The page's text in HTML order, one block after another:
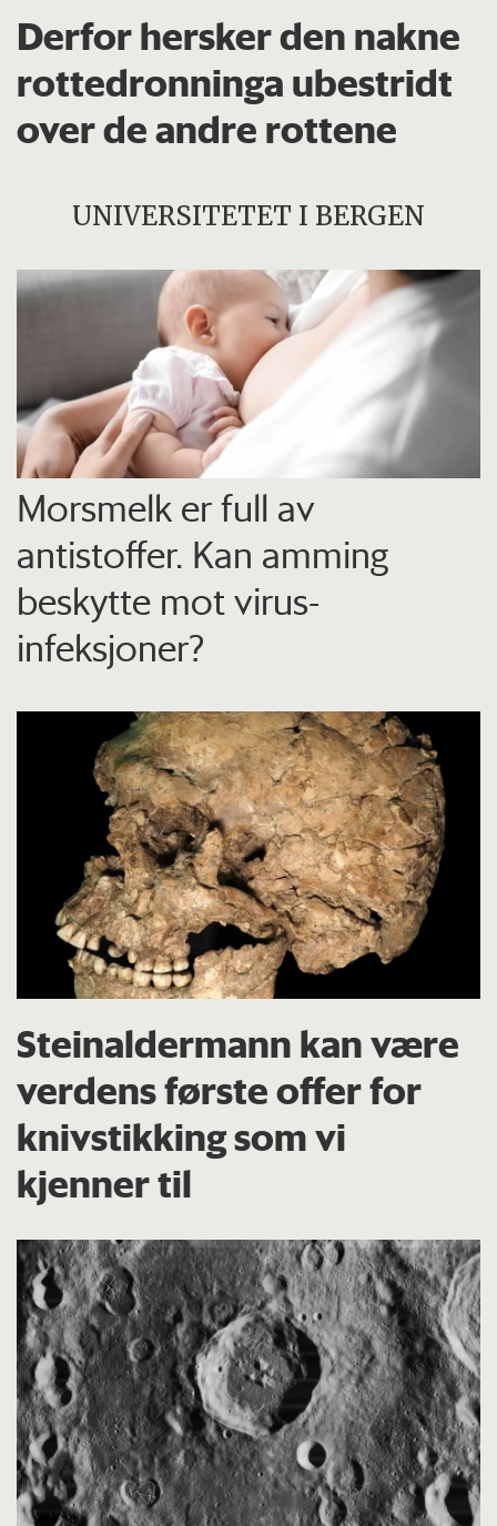
Derfor hersker den nakne
rottedronninga ubestridt
over de andre rottene
UNIVERSITETET I BERGEN
Morsmelk er full av
antistoffer. Kan amming
beskytte mot virus-
infeksjoner?
Steinaldermann kan være
verdens første offer for
knivstikking som vi
kjenner til